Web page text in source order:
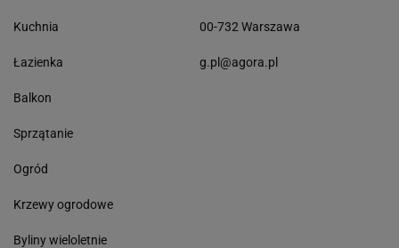
Kuchnia
Łazienka
Balkon
Sprzątanie
Ogród
Krzewy ogrodowe
Byliny wieloletnie
00-732 Warszawa
g.pl@agora.pl